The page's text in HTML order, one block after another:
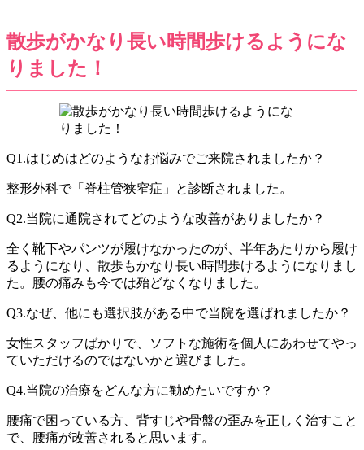
散歩がかなり長い時間歩けるようにな
りました！
Q1.はじめはどのようなお悩みでご来院されましたか？
整形外科で「脊柱管狭窄症」と診断されました。
Q2.当院に通院されてどのような改善がありましたか？
全く靴下やパンツが履けなかったのが、半年あたりから履け
るようになり、散歩もかなり長い時間歩けるようになりまし
た。腰の痛みも今では殆どなくなりました。
Q3.なぜ、他にも選択肢がある中で当院を選ばれましたか？
女性スタッフばかりで、ソフトな施術を個人にあわせてやっ
ていただけるのではないかと選びました。
Q4.当院の治療をどんな方に勧めたいですか？
腰痛で困っている方、背すじや骨盤の歪みを正しく治すこと
で、腰痛が改善されると思います。